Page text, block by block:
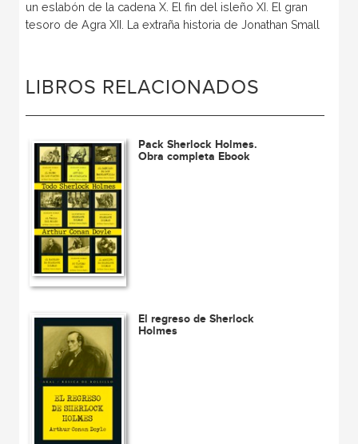
un eslabón de la cadena X. El fin del isleño XI. El gran
tesoro de Agra XII. La extraña historia de Jonathan Small
LIBROS RELACIONADOS
Pack Sherlock Holmes.
Obra completa Ebook
El regreso de Sherlock
Holmes